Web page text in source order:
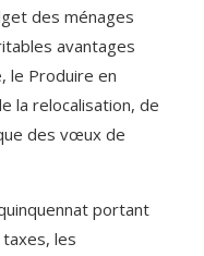
des ménages
avantages
le Produire en
la relocalisation, de
des vœux de
portant
les